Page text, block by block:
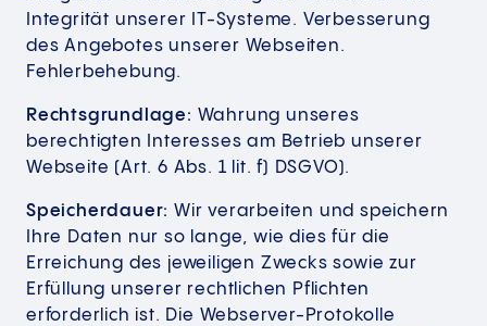
Integrität unserer IT-Systeme. Verbesserung
des Angebotes unserer Webseiten.
Fehlerbehebung.
Rechtsgrundlage: Wahrung unseres
berechtigten Interesses am Betrieb unserer
Webseite (Art. 6 Abs. 1 lit. f) DSGVO).
Speicherdauer: Wir verarbeiten und speichern
Ihre Daten nur so lange, wie dies für die
Erreichung des jeweiligen Zwecks sowie zur
Erfüllung unserer rechtlichen Pflichten
erforderlich ist. Die Webserver-Protokolle